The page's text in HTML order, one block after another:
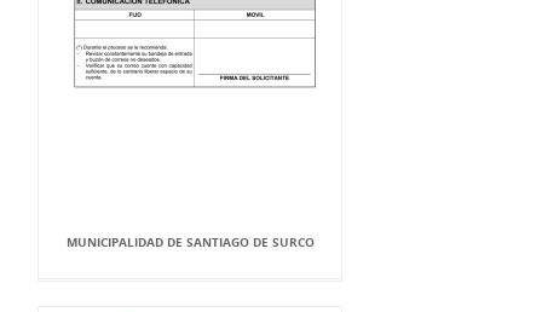
MUNICIPALIDAD DE SANTIAGO DE SURCO